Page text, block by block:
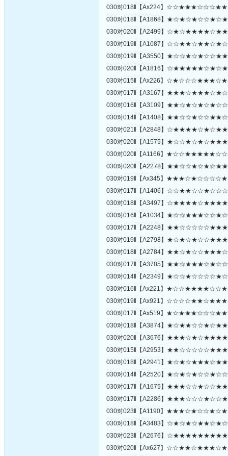
030对018‖【Ax224】
030对018‖【A1868】
030对020‖【A2499】
030对019‖【A1087】
030对019‖【A3550】
030对020‖【A1816】
030对015‖【Ax226】
030对017‖【A3167】
030对016‖【A3109】
030对014‖【A1408】
030对021‖【A2848】
030对020‖【A1575】
030对020‖【A1166】
030对020‖【A2278】
030对019‖【Ax345】
030对017‖【A1406】
030对018‖【A3497】
030对016‖【A1034】
030对017‖【A2248】
030对019‖【A2798】
030对018‖【A2784】
030对017‖【A3785】
030对014‖【A2349】
030对016‖【Ax221】
030对019‖【Ax921】
030对017‖【Ax519】
030对018‖【A3874】
030对020‖【A3676】
030对015‖【A2953】
030对018‖【A2941】
030对014‖【A2520】
030对017‖【A1675】
030对017‖【A2286】
030对023‖【A1190】
030对018‖【A3483】
030对023‖【A2676】
030对020‖【Ax627】